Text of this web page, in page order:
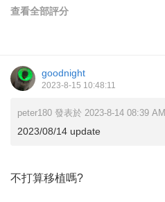
查看全部評分
goodnight
2023-8-15 10:48:11
peter180 發表於 2023-8-14 08:39 AM
2023/08/14 update
不打算移植嗎?